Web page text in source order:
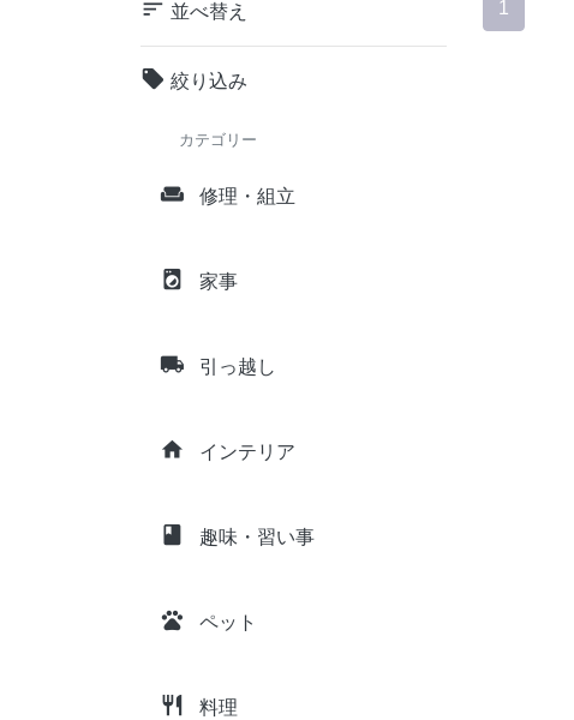
sort 並べ替え
local_offer 絞り込み
カテゴリー
weekend 修理・組立
local_laundry_service 家事
local_shipping 引っ越し
home インテリア
class 趣味・習い事
pets ペット
restaurant 料理
1